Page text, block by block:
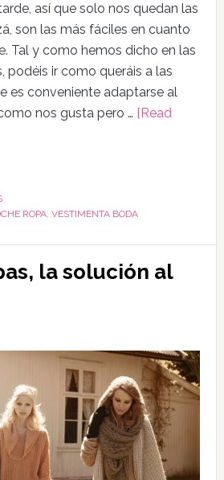
así que solo nos quedan las
son las más fáciles en cuanto
Tal y como hemos dicho en las
podéis ir como queráis a las
es conveniente adaptarse al
nos gusta pero … [Read
ROPA, VESTIMENTA BODA
la solución al